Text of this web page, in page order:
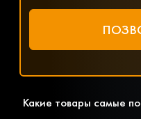
Какие товары самые